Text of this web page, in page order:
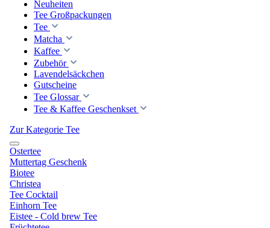
Neuheiten
Tee Großpackungen
Tee
Matcha
Kaffee
Zubehör
Lavendelsäckchen
Gutscheine
Tee Glossar
Tee & Kaffee Geschenkset
Zur Kategorie Tee
Ostertee
Muttertag Geschenk
Biotee
Christea
Tee Cocktail
Einhorn Tee
Eistee - Cold brew Tee